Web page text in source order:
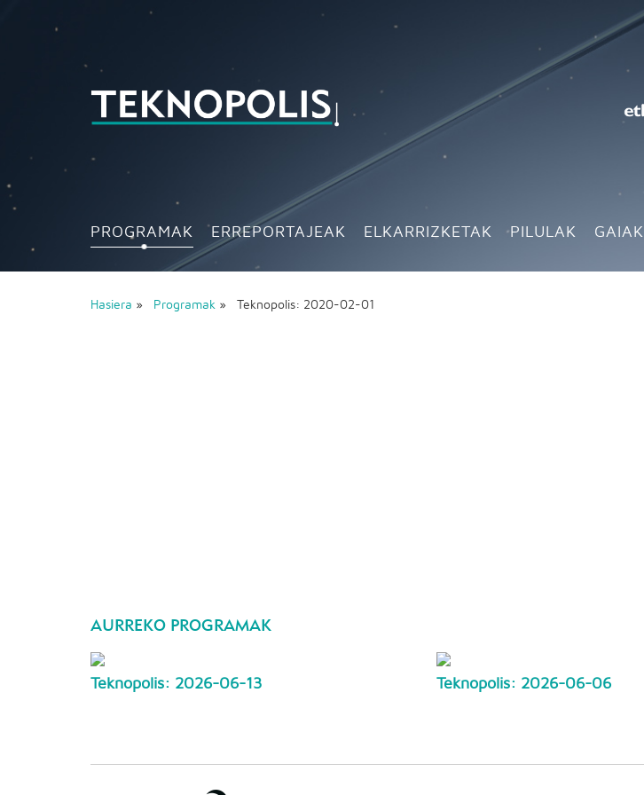
PROGRAMAK ERREPORTAJEAK ELKARRIZKETAK PILULAK GAIAK
Hasiera » Programak » Teknopolis: 2020-02-01
AURREKO PROGRAMAK
Teknopolis: 2026-06-13 Teknopolis: 2026-06-06